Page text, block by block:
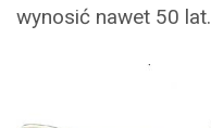
wynosić nawet 50 lat.